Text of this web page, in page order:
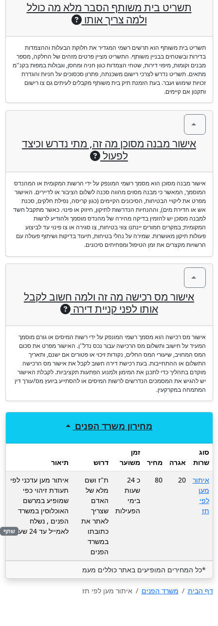
תשריט בית משותף הסבר מלא מה כולל
ולמה צריך אותו
תשריט בית משותף הוא תרשים רשמי המגדיר את חלוקת הבעלות וההצמדות
בדירות ובשטחים בבניין משותף. התשריט מציין פרטים מזהים של החלקה, מספר
מבנים וקומות, מיפוי דירות, שטחי הצמדות כגון חניה ומחסן, וגבולות במפות בקנ''מ
מתאים. תשריט נדרש לצרכי רישום משכנתה, פתרון סכסוכים על חניות והגדרת
זכויות שימוש ועבר. בעת הזמנת תיק בית משותף מקבלים לעיתים גם צו רישום
ותקנון אם קיימים.
אישור מבנה מסוכן מה זה, מתי נדרש וכיצד
לפעול
אישור מבנה מסוכן הוא מסמך רשמי המונפק על ידי הרשות המקומית או המהנדס
המוסמך, המאשר כי מבנה מסוים מהווה סכנה לשלום הציבור או לדיירים. האישור
מפרט את ליקויי הבטיחות, הסיכונים הקיימים (כגון קריסה, נפילת חלקים, סכנת
אש או חדירת מים), וההנחיות הנדרשות לתיקון, חיזוק או פינוי. כאשר מתקבל חשד
למבנה מסוכן יש להזמין בדיקה מהירה של מהנדס מוסמך ולהודיע לרשות
המקומית; במקרים חמורים יינתנו צווי בטיחות, צו סגירה או צו פינוי עד לביצוע
פעולות תיקון מאושרות. שמירה על נהלי בטיחות, תיעוד בדיקות ושיתוף פעולה עם
הרשויות מקצרים את זמן הטיפול ומפחיתים סיכונים.
אישור מס רכישה מה זה ולמה חשוב לקבל
אותו לפני קניית דירה
אישור מס רכישה הוא מסמך רשמי המונפק על ידי רשות המיסים או גורם מוסמך
המעיד על חישוב ותשלום מס הרכישה עבור נכס נדל''ן. האישור מפרט את סכום
המס המחויב, שיעורי המס החלים, נקודות זיכוי או פטורים אם ישנם, ותאריך
התשלום או ההתחייבות. בעת רכישת דירה חשוב לקבל את אישור מס הרכישה
מוקדם בתהליך כדי לתכנן את המימון ולמנוע הפתעות תקציביות. לקבלת האישור
יש להגיש את המסמכים הנדרשים לרשות המיסים או להסתייע ביועץ מס/עורך דין
המתמחה במקרקעין.
מחירון משרד הפנים
סוג
שרות
אגרה מחיר
זמן
משוער
דרוש
תיאור
איתור
מען
לפי
תז
20
80
כ 24
שעות
בימי
הפעילות
ת"ז ושם
מלא של
האדם
שצריך
לאתר את
כתובתו
במשרד
הפנים
איתור מען עדכני לפי
תעודת זיהוי כפי
שמופיע במרשם
האוכלוסין במשרד
הפנים , נשלח
לאמייל עד 24 שעות
*כל המחירים המופיעים באתר כוללים מעמ
דף הבית משרד הפנים איתור מען לפי תז
שתף